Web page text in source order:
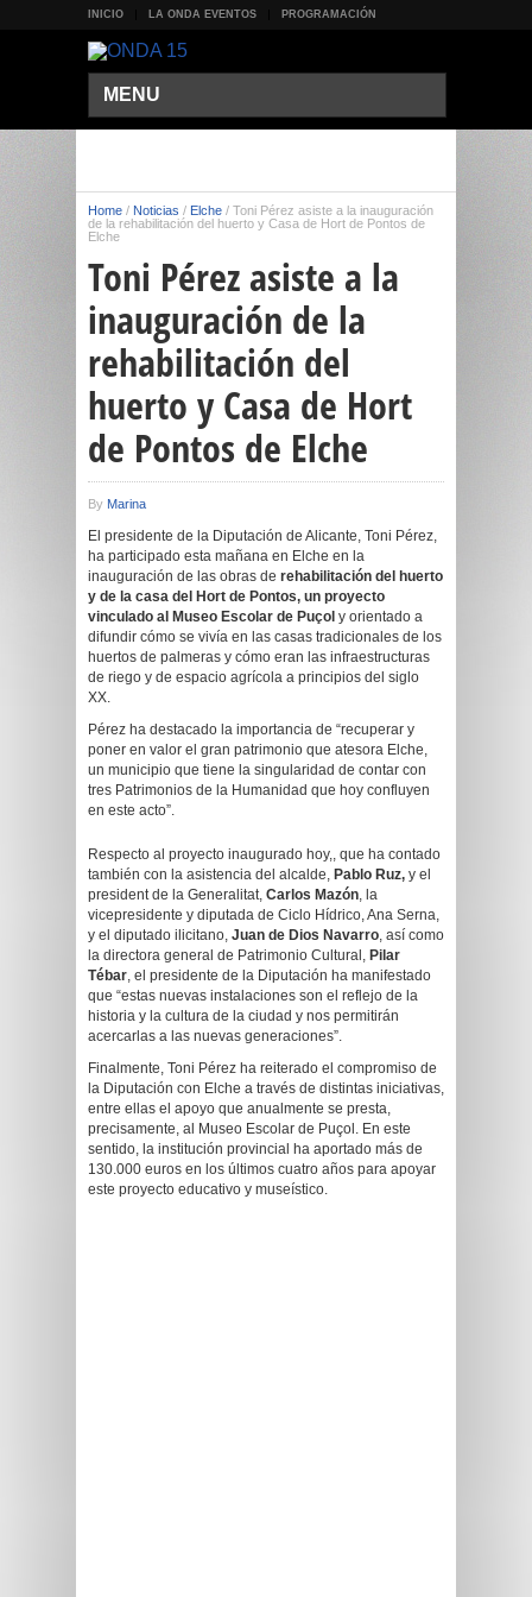
INICIO LA ONDA EVENTOS PROGRAMACIÓN
MENU
Home / Noticias / Elche / Toni Pérez asiste a la inauguración
de la rehabilitación del huerto y Casa de Hort de Pontos de
Elche
Toni Pérez asiste a la
inauguración de la
rehabilitación del
huerto y Casa de Hort
de Pontos de Elche
By Marina
El presidente de la Diputación de Alicante, Toni Pérez,
ha participado esta mañana en Elche en la
inauguración de las obras de rehabilitación del huerto
y de la casa del Hort de Pontos, un proyecto
vinculado al Museo Escolar de Puçol y orientado a
difundir cómo se vivía en las casas tradicionales de los
huertos de palmeras y cómo eran las infraestructuras
de riego y de espacio agrícola a principios del siglo
XX.
Pérez ha destacado la importancia de “recuperar y
poner en valor el gran patrimonio que atesora Elche,
un municipio que tiene la singularidad de contar con
tres Patrimonios de la Humanidad que hoy confluyen
en este acto”.
Respecto al proyecto inaugurado hoy,, que ha contado
también con la asistencia del alcalde, Pablo Ruz, y el
president de la Generalitat, Carlos Mazón, la
vicepresidente y diputada de Ciclo Hídrico, Ana Serna,
y el diputado ilicitano, Juan de Dios Navarro, así como
la directora general de Patrimonio Cultural, Pilar
Tébar, el presidente de la Diputación ha manifestado
que “estas nuevas instalaciones son el reflejo de la
historia y la cultura de la ciudad y nos permitirán
acercarlas a las nuevas generaciones”.
Finalmente, Toni Pérez ha reiterado el compromiso de
la Diputación con Elche a través de distintas iniciativas,
entre ellas el apoyo que anualmente se presta,
precisamente, al Museo Escolar de Puçol. En este
sentido, la institución provincial ha aportado más de
130.000 euros en los últimos cuatro años para apoyar
este proyecto educativo y museístico.